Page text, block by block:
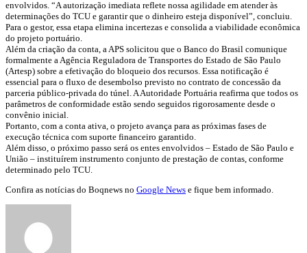
envolvidos. “A autorização imediata reflete nossa agilidade em atender às
determinações do TCU e garantir que o dinheiro esteja disponível”, concluiu.
Para o gestor, essa etapa elimina incertezas e consolida a viabilidade econômica
do projeto portuário.
Além da criação da conta, a APS solicitou que o Banco do Brasil comunique
formalmente a Agência Reguladora de Transportes do Estado de São Paulo
(Artesp) sobre a efetivação do bloqueio dos recursos. Essa notificação é
essencial para o fluxo de desembolso previsto no contrato de concessão da
parceria público-privada do túnel. A Autoridade Portuária reafirma que todos os
parâmetros de conformidade estão sendo seguidos rigorosamente desde o
convênio inicial.
Portanto, com a conta ativa, o projeto avança para as próximas fases de
execução técnica com suporte financeiro garantido.
Além disso, o próximo passo será os entes envolvidos – Estado de São Paulo e
União – instituírem instrumento conjunto de prestação de contas, conforme
determinado pelo TCU.
Confira as notícias do Boqnews no Google News e fique bem informado.